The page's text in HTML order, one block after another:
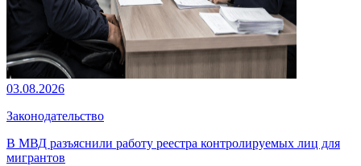
03.08.2026
Законодательство
В МВД разъяснили работу реестра контролируемых лиц для
мигрантов